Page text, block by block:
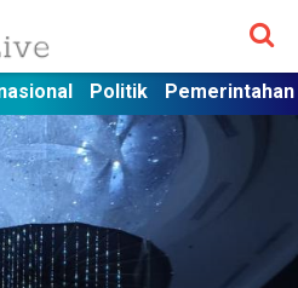
Politik Pemerintahan